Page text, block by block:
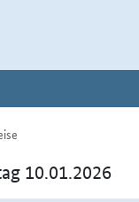
10.01.2026